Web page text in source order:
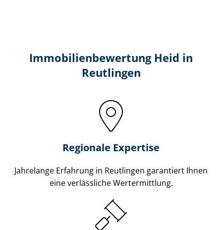
Immobilien­bewertung Heid in
Reutlingen
Regionale Expertise
Jahrelange Erfahrung in Reutlingen garantiert Ihnen
eine verlässliche Wertermittlung.